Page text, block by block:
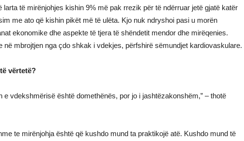
të mirënjohjes kishin 9% më pak rrezik për të ndërruar jetë gjatë katër
me ato që kishin pikët më të ulëta. Kjo nuk ndryshoi pasi u morën
ekonomike dhe aspekte të tjera të shëndetit mendor dhe mirëqenies.
në mbrojtjen nga çdo shkak i vdekjes, përfshirë sëmundjet kardiovaskulare.
vërtetë?
e vdekshmërisë është domethënës, por jo i jashtëzakonshëm,” – thotë
te mirënjohja është që kushdo mund ta praktikojë atë. Kushdo mund të